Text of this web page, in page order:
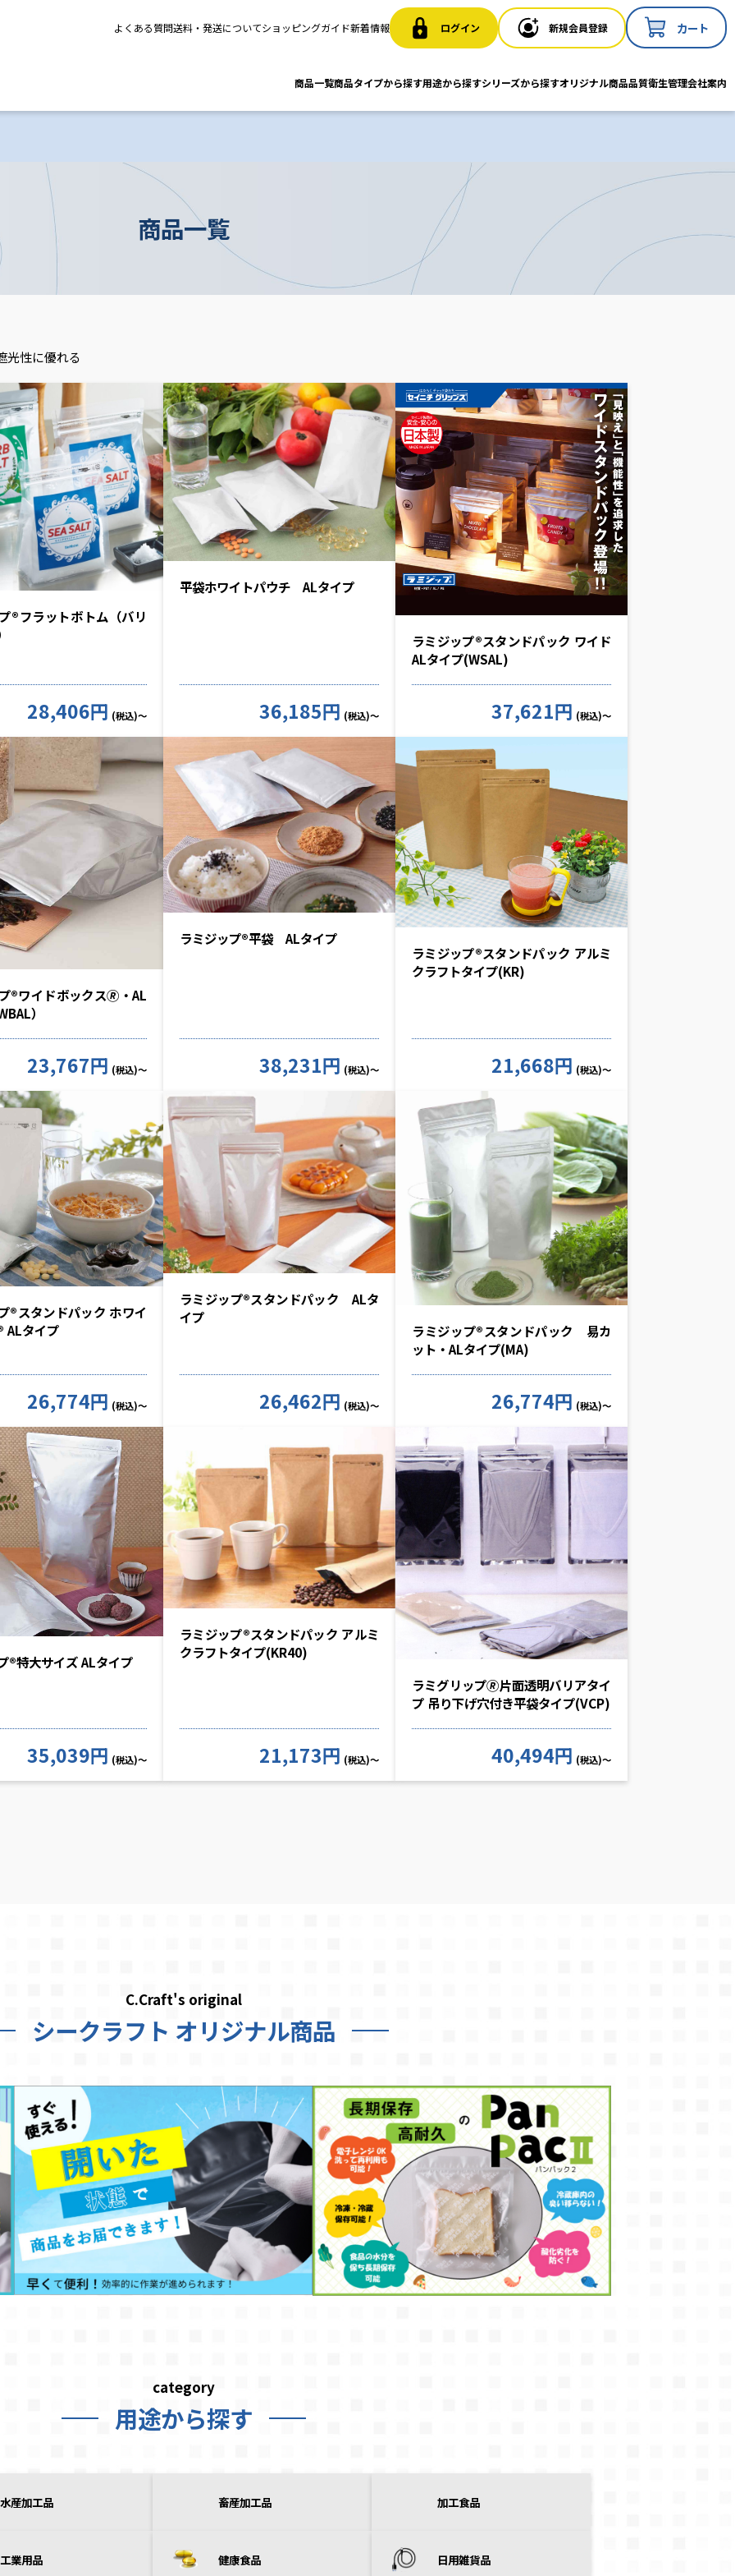
よくある質問送料・発送についてショッピングガイド新着情報 ログイン 新規会員登録 カート
商品一覧商品タイプから探す用途から探すシリーズから探すオリジナル商品品質衛生管理会社案内
商品一覧
光性に優れる
®フラットボトム（バリ
28,406円 (税込)～
平袋ホワイトパウチ ALタイプ
36,185円 (税込)～
ラミジップ®スタンドパック ワイド
ALタイプ(WSAL)
37,621円 (税込)～
®ワイドボックス🄬・AL
）
23,767円 (税込)～
ラミジップ®平袋 ALタイプ
38,231円 (税込)～
ラミジップ®スタンドパック アルミ
クラフトタイプ(KR)
21,668円 (税込)～
®スタンドパック ホワイ
ALタイプ
26,774円 (税込)～
ラミジップ®スタンドパック ALタ
イプ
26,462円 (税込)～
ラミジップ®スタンドパック 易カ
ット・ALタイプ(MA)
26,774円 (税込)～
®特大サイズ ALタイプ
35,039円 (税込)～
ラミジップ®スタンドパック アルミ
クラフトタイプ(KR40)
21,173円 (税込)～
ラミグリップ🄬片面透明バリアタイ
プ 吊り下げ穴付き平袋タイプ(VCP)
40,494円 (税込)～
C.Craft's original
シークラフト オリジナル商品
category
用途から探す
水産加工品 畜産加工品 加工食品
工業用品 健康食品 日用雑貨品